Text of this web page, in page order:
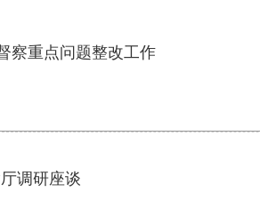
察重点问题整改工作
调研座谈